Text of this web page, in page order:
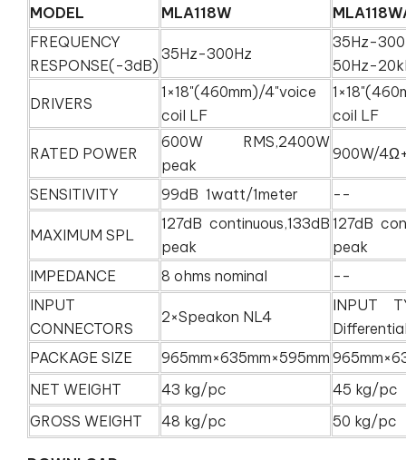
MODEL MLA118W
FREQUENCY
RESPONSE(-3dB)
35Hz-300Hz
35Hz-
50Hz-
DRIVERS
1×18"(460mm)/4"voice
coil LF
RATED POWER
600W RMS,2400W
peak
900W/
SENSITIVITY 99dB 1watt/1meter --
MAXIMUM SPL
127dB continuous,133dB
peak
127dB
peak
IMPEDANCE
8 ohms nominal
--
INPUT
CONNECTORS
2×Speakon NL4
INPUT
PACKAGE SIZE
965mm×635mm×595mm
NET WEIGHT
43 kg/pc
45 kg/pc
GROSS WEIGHT
48 kg/pc 50 kg/pc